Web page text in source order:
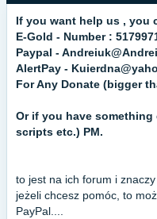
If you want help us , you
E-Gold - Number :
Paypal -
AlertPay -
For Any Donate (bigger
Or if you have
scripts etc.) PM.
to jest na ich forum i znaczy
jeżeli chcesz pomóc, to
PayPal....